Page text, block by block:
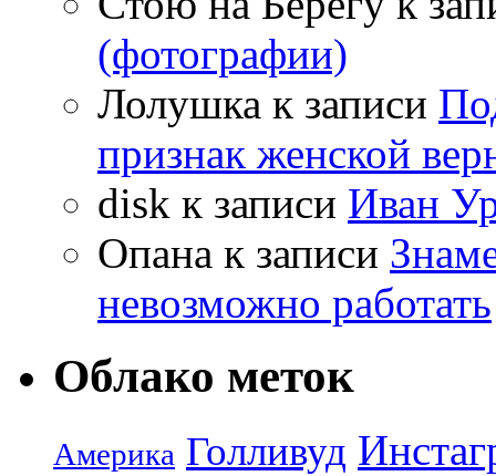
(фотографии)
Лолушка к записи
признак женской
disk к записи Иван
Опана к записи
невозможно работать
Облако меток
Америка Голливуд